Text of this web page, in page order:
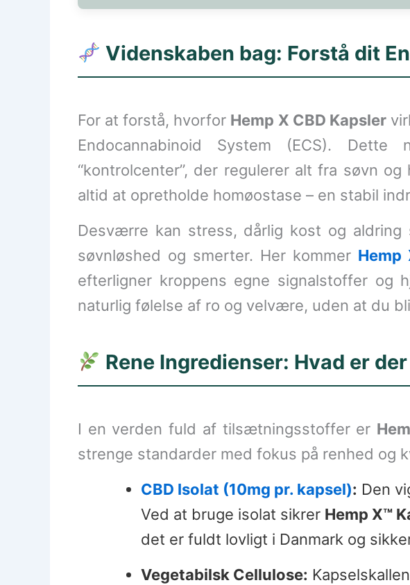
Videnskaben bag: Forstå dit
For at forstå, hvorfor Hemp X CBD Kapsler
Endocannabinoid System (ECS).
“kontrolcenter”, der regulerer alt fra søvn
altid at opretholde homøostase – en stabil
Desværre kan stress, dårlig kost og
søvnløshed og smerter. Her kommer Hemp
efterligner kroppens egne signalstoffer og
naturlig følelse af ro og velvære, uden at du
Rene Ingredienser: Hvad er
I en verden fuld af tilsætningsstoffer er
strenge standarder med fokus på renhed og
CBD Isolat (10mg pr. kapsel): Den
Ved at bruge isolat sikrer Hemp X™
det er fuldt lovligt i Danmark og
Vegetabilsk Cellulose: